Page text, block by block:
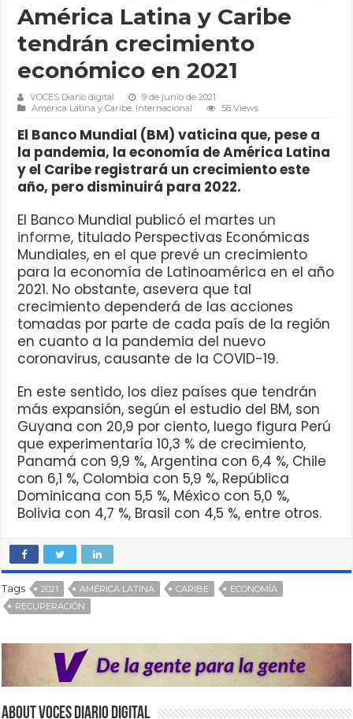
América Latina y Caribe
tendrán crecimiento
económico en 2021
VOCES Diario digital
9 de junio de 2021
América Latina y Caribe, Internacional 58 Views
El Banco Mundial (BM) vaticina que, pese a
la pandemia, la economía de América Latina
y el Caribe registrará un crecimiento este
año, pero disminuirá para 2022.
El Banco Mundial publicó el martes un
informe, titulado Perspectivas Económicas
Mundiales, en el que prevé un crecimiento
para la economía de Latinoamérica en el año
2021. No obstante, asevera que tal
crecimiento dependerá de las acciones
tomadas por parte de cada país de la región
en cuanto a la pandemia del nuevo
coronavirus, causante de la COVID-19.
En este sentido, los diez países que tendrán
más expansión, según el estudio del BM, son
Guyana con 20,9 por ciento, luego figura Perú
que experimentaría 10,3 % de crecimiento,
Panamá con 9,9 %, Argentina con 6,4 %, Chile
con 6,1 %, Colombia con 5,9 %, República
Dominicana con 5,5 %, México con 5,0 %,
Bolivia con 4,7 %, Brasil con 4,5 %, entre otros.
Tags 2021 AMÉRICA LATINA CARIBE
ECONOMÍA
RECUPERACIÓN
About VOCES Diario digital